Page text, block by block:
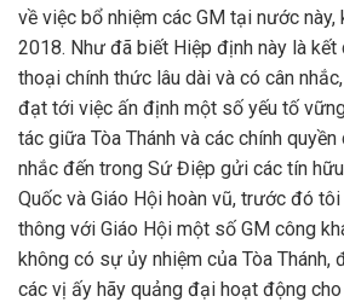
về việc bổ nhiệm các GM tại nước
2018. Như đã biết Hiệp định này là
thoại chính thức lâu dài và có cân
đạt tới việc ấn định một số yếu tố
tác giữa Tòa Thánh và các chính
nhắc đến trong Sứ Điệp gửi các tín
Quốc và Giáo Hội hoàn vũ, trước đó
thông với Giáo Hội một số GM công
không có sự ủy nhiệm của Tòa
các vị ấy hãy quảng đại hoạt động